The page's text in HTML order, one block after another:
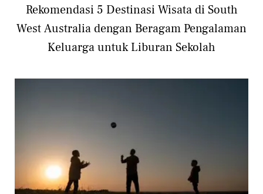
Rekomendasi 5 Destinasi Wisata di South
West Australia dengan Beragam Pengalaman
Keluarga untuk Liburan Sekolah